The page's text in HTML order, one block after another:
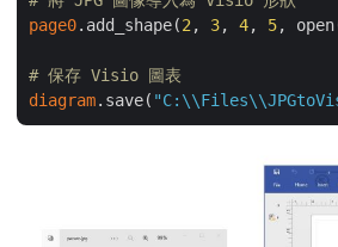
page0.add_shape(2 , 3, 4, 5,
# 保存 Visio 圖表
diagram.save(